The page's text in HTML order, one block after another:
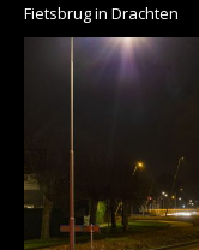
Fietsbrug in Drachten